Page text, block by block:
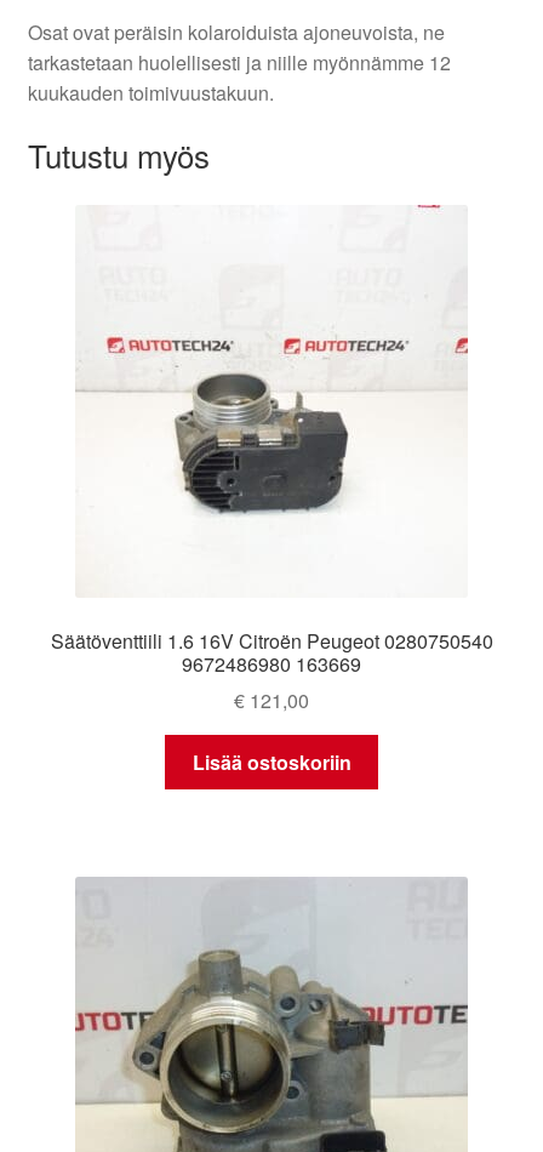
Osat ovat peräisin kolaroiduista ajoneuvoista, ne
tarkastetaan huolellisesti ja niille myönnämme 12
kuukauden toimivuustakuun.
Tutustu myös
Säätöventtiili 1.6 16V Citroën Peugeot 0280750540
9672486980 163669
€ 121,00
Lisää ostoskoriin